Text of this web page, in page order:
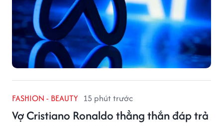
FASHION - BEAUTY 15 phút trước
Vợ Cristiano Ronaldo thẳng thắn đáp trả